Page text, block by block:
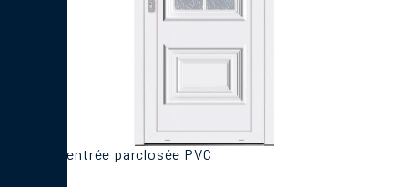
Porte d'entrée parclosée PVC